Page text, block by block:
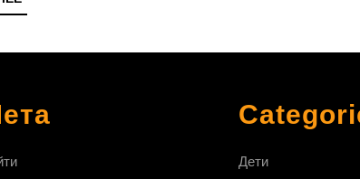
решить
ДАЛЕЕ
Дети